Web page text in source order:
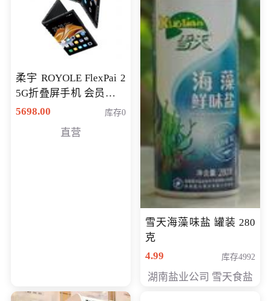
柔宇 ROYOLE FlexPai 2
5G折叠屏手机 会员专享
购买价格 4998元
5698.00 库存0
直营
雪天海藻味盐 罐装 280
克
4.99
库存4992
湖南盐业公司 雪天食盐